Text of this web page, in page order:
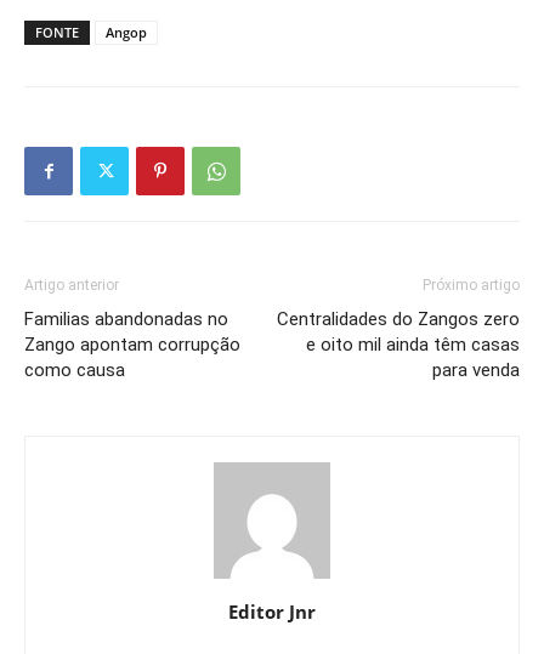
FONTE Angop
Artigo anterior
Familias abandonadas no
Zango apontam corrupção
como causa
Próximo artigo
Centralidades do Zangos zero
e oito mil ainda têm casas
para venda
Editor Jnr